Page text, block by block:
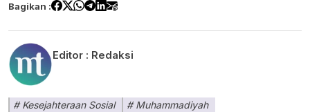
Bagikan :
Editor : Redaksi
Kesejahteraan Sosial Muhammadiyah